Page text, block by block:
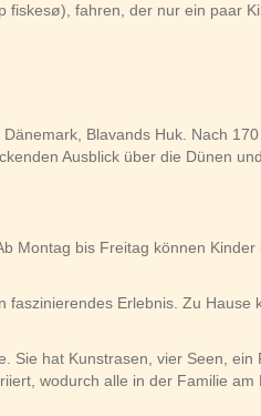
fiskesø), fahren, der nur ein paar
Blavands Huk. Nach
Ausblick über die Dünen
Montag bis Freitag können Kinder
faszinierendes Erlebnis. Zu Hause
Sie hat Kunstrasen, vier Seen, ein
wodurch alle in der Familie am